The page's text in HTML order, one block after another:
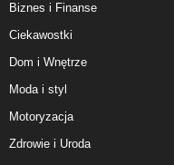
Biznes i Finanse
Ciekawostki
Dom i Wnętrze
Moda i styl
Motoryzacja
Zdrowie i Uroda